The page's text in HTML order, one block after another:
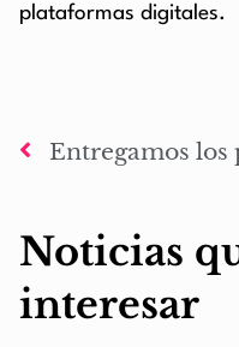
plataformas digitales.
Noticias
interesar